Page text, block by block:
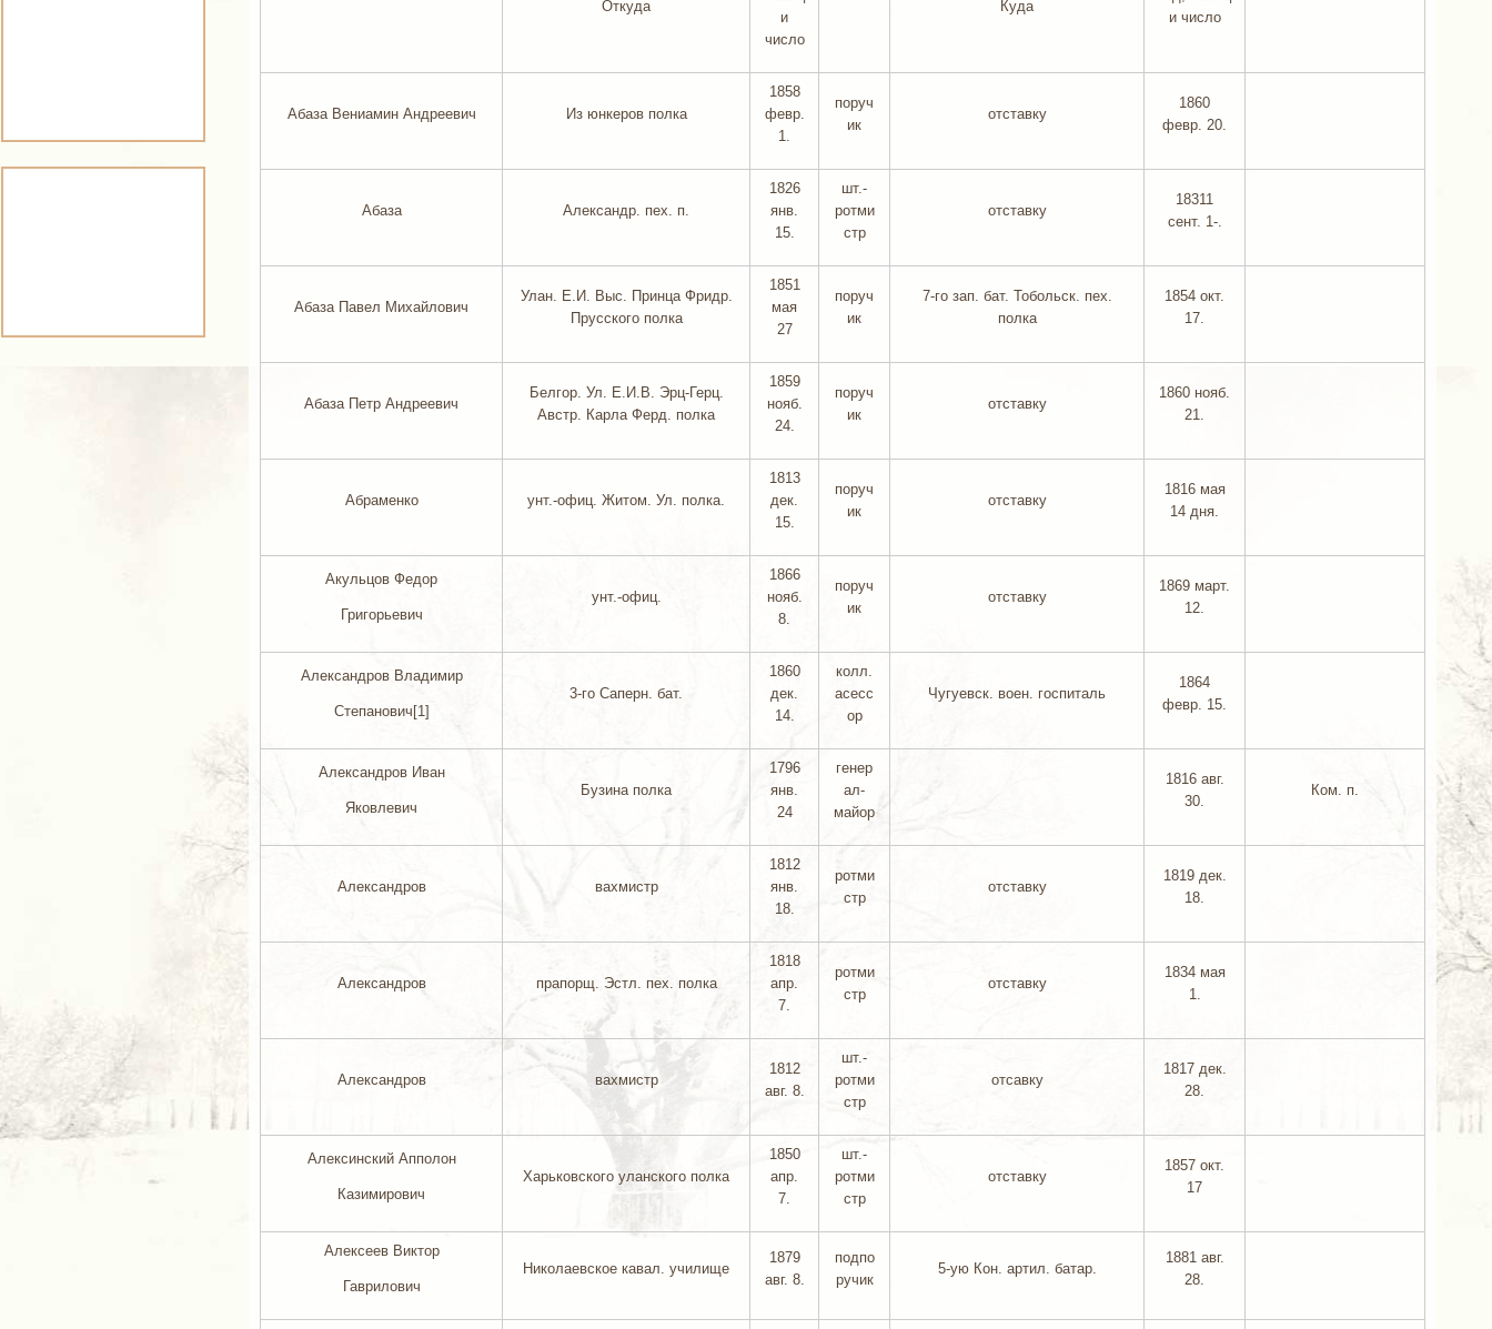
Откуда
и
число
Куда
и число
Абаза Вениамин Андреевич Из юнкеров полка
1858
февр.
1.
поруч
ик
отставку
1860
февр. 20.
Абаза Александр. пех. п.
1826
янв.
15.
шт.-
ротми
стр
отставку
18311
сент. 1-.
Абаза Павел Михайлович
Улан. Е.И. Выс. Принца Фридр.
Прусского полка
1851
мая
27
поруч
ик
7-го зап. бат. Тобольск. пех.
полка
1854 окт.
17.
Абаза Петр Андреевич
Белгор. Ул. Е.И.В. Эрц-Герц.
Австр. Карла Ферд. полка
1859
нояб.
24.
поруч
ик
отставку
1860 нояб.
21.
Абраменко унт.-офиц. Житом. Ул. полка.
1813
дек.
15.
поруч
ик
отставку
1816 мая
14 дня.
Акульцов Федор
Григорьевич
унт.-офиц.
1866
нояб.
8.
поруч
ик
отставку
1869 март.
12.
Александров Владимир
Степанович[1]
3-го Саперн. бат.
1860
дек.
14.
колл.
асесс
ор
Чугуевск. воен. госпиталь
1864
февр. 15.
Александров Иван
Яковлевич
Бузина полка
1796
янв.
24
генер
ал-
майор
1816 авг.
30.
Ком. п.
Александров вахмистр
1812
янв.
18.
ротми
стр
отставку
1819 дек.
18.
Александров прапорщ. Эстл. пех. полка
1818
апр.
7.
ротми
стр
отставку
1834 мая
1.
Александров вахмистр
1812
авг. 8.
шт.-
ротми
стр
отсавку
1817 дек.
28.
Алексинский Апполон
Казимирович
Харьковского уланского полка
1850
апр.
7.
шт.-
ротми
стр
отставку
1857 окт.
17
Алексеев Виктор
Гаврилович
Николаевское кавал. училище
1879
авг. 8.
подпо
ручик
5-ую Кон. артил. батар.
1881 авг.
28.